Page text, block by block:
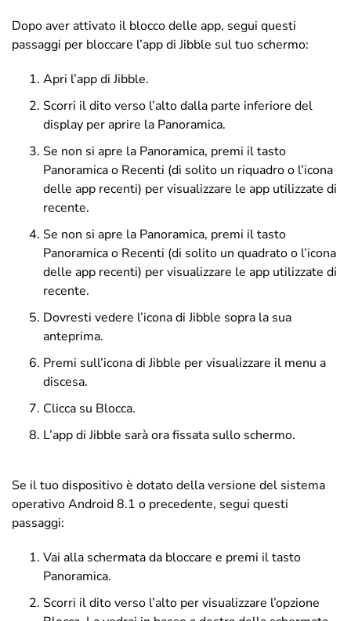
Dopo aver attivato il blocco delle app, segui questi
passaggi per bloccare l’app di Jibble sul tuo schermo:
Apri l’app di Jibble.
Scorri il dito verso l’alto dalla parte inferiore del
display per aprire la Panoramica.
Se non si apre la Panoramica, premi il tasto
Panoramica o Recenti (di solito un riquadro o l’icona
delle app recenti) per visualizzare le app utilizzate di
recente.
Se non si apre la Panoramica, premi il tasto
Panoramica o Recenti (di solito un quadrato o l’icona
delle app recenti) per visualizzare le app utilizzate di
recente.
Dovresti vedere l’icona di Jibble sopra la sua
anteprima.
Premi sull’icona di Jibble per visualizzare il menu a
discesa.
Clicca su Blocca.
L’app di Jibble sarà ora fissata sullo schermo.
Se il tuo dispositivo è dotato della versione del sistema
operativo Android 8.1 o precedente, segui questi
passaggi:
Vai alla schermata da bloccare e premi il tasto
Panoramica.
Scorri il dito verso l’alto per visualizzare l’opzione